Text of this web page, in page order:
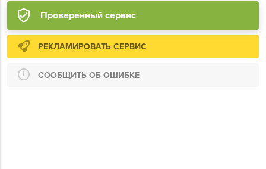
Проверенный сервис
РЕКЛАМИРОВАТЬ СЕРВИС
СООБЩИТЬ ОБ ОШИБКЕ